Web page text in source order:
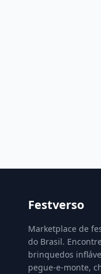
Festverso
Marketplace de
do Brasil.
brinquedos
pegue-e-monte,